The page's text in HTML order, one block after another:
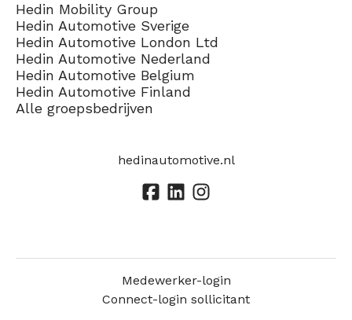
Hedin Mobility Group
Hedin Automotive Sverige
Hedin Automotive London Ltd
Hedin Automotive Nederland
Hedin Automotive Belgium
Hedin Automotive Finland
Alle groepsbedrijven
hedinautomotive.nl
Medewerker-login
Connect-login sollicitant